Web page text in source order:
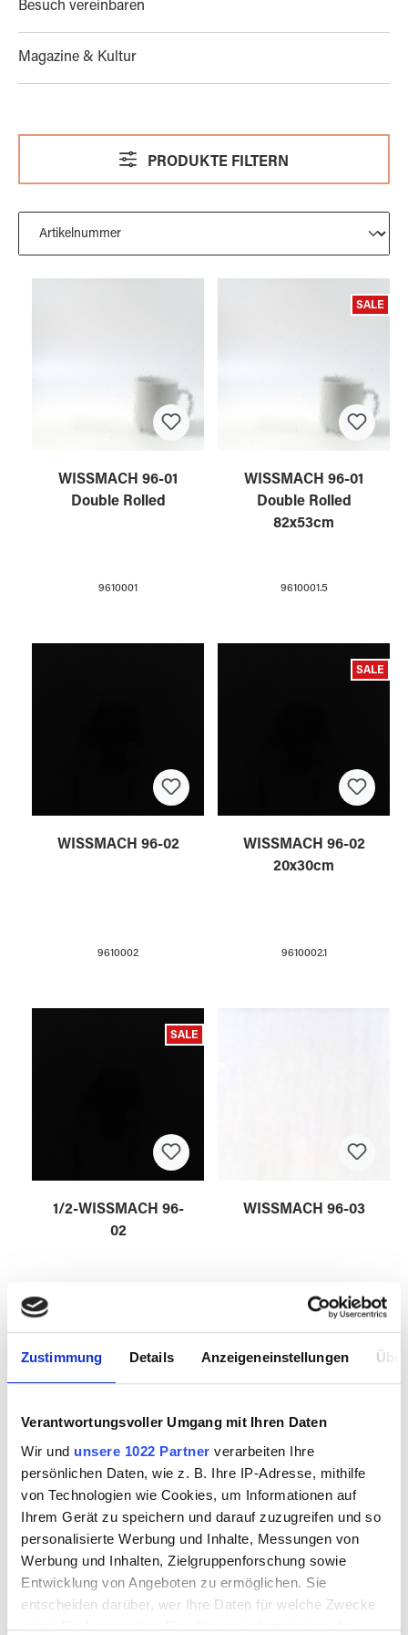
Zustimmung Details Anzeigeneinstellungen
Verantwortungsvoller Umgang mit Ihren Daten
Wir und unsere 1022 Partner verarbeiten Ihre
persönlichen Daten, wie z. B. Ihre IP-Adresse, mithilfe
von Technologien wie Cookies, um Informationen auf
Ihrem Gerät zu speichern und darauf zuzugreifen und so
personalisierte Werbung und Inhalte, Messungen von
Werbung und Inhalten, Zielgruppenforschung sowie
Entwicklung von Angeboten zu ermöglichen. Sie
entscheiden darüber, wer Ihre Daten für welche Zwecke
nutzt. Sie können Ihre Einwilligung jederzeit über die
Besuch vereinbaren
Magazine & Kultur
PRODUKTE FILTERN
WISSMACH 96-01
Double Rolled
9610001
SALE
WISSMACH 96-01
Double Rolled
82x53cm
9610001.5
WISSMACH 96-02
9610002
SALE
WISSMACH 96-02
20x30cm
9610002.1
SALE
1/2-WISSMACH 96-
02
WISSMACH 96-03
WISSMACH 96-03
82x53cm
WISSMACH 96-04